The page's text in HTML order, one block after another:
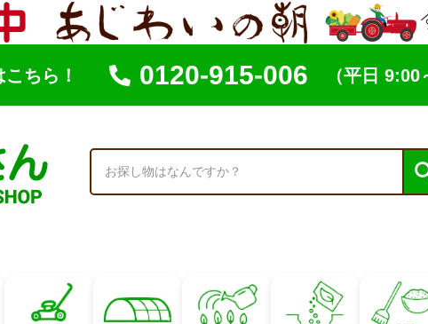
ちら！ 0120-915-006 （平日 9:00